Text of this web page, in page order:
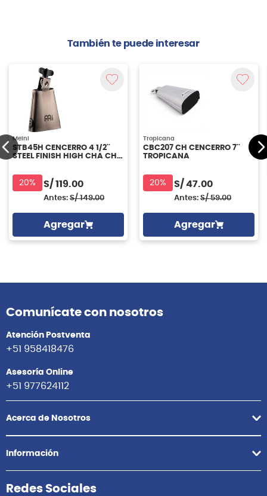
También te puede interesar
Meinl
STB45H CENCERRO 4 1/2''
STEEL FINISH HIGH CHA CHA
20% S/ 119.00
Antes: S/ 149.00
Agregar
Tropicana
CBC207 CH CENCERRO 7''
TROPICANA
20% S/ 47.00
Antes: S/ 59.00
Agregar
Comunícate con nosotros
Atención Postventa
+51 958418476
Asesoría Online
+51 977624112
Acerca de Nosotros
Información
Redes Sociales